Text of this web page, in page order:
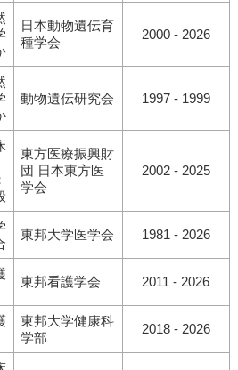
日本動物遺伝育
種学会
2000 - 2026
動物遺伝研究会 1997 - 1999
東方医療振興財
団 日本東方医
学会
2002 - 2025
東邦大学医学会 1981 - 2026
東邦看護学会 2011 - 2026
東邦大学健康科
学部
2018 - 2026